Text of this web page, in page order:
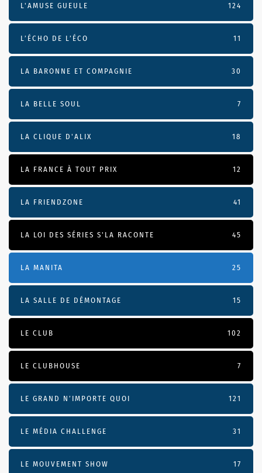
L'AMUSE GUEULE 124
L’ÉCHO DE L’ÉCO 11
LA BARONNE ET COMPAGNIE 30
LA BELLE SOUL 7
LA CLIQUE D'ALIX 18
LA FRANCE À TOUT PRIX 12
LA FRIENDZONE 41
LA LOI DES SÉRIES S'LA RACONTE 45
LA MANITA 25
LA SALLE DE DÉMONTAGE 15
LE CLUB 102
LE CLUBHOUSE 7
LE GRAND N’IMPORTE QUOI 121
LE MÉDIA CHALLENGE 31
LE MOUVEMENT SHOW 17